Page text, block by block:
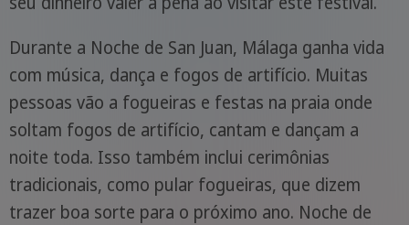
Durante a Noche de San Juan, Málaga ganha vida
com música, dança e fogos de artifício. Muitas
pessoas vão a fogueiras e festas na praia onde
soltam fogos de artifício, cantam e dançam a
noite toda. Isso também inclui cerimônias
tradicionais, como pular fogueiras, que dizem
trazer boa sorte para o próximo ano. Noche de